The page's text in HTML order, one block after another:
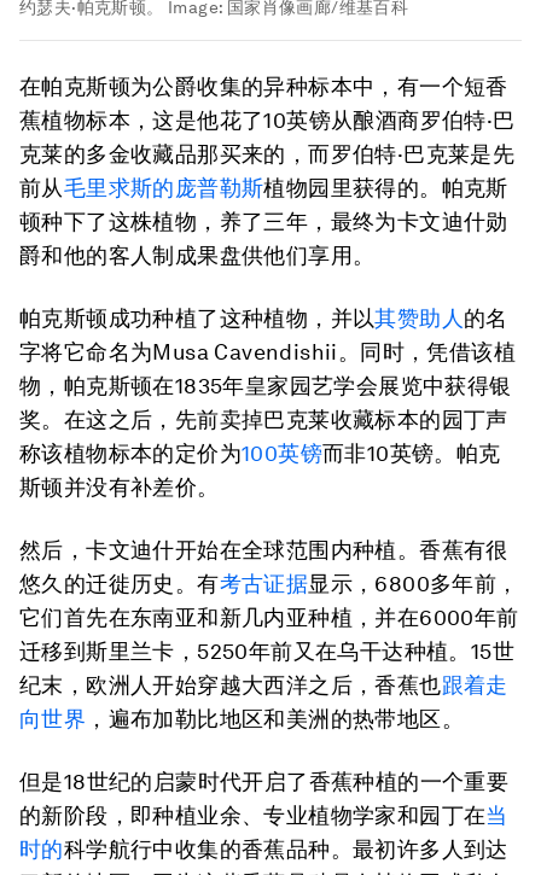
约瑟夫·帕克斯顿。 Image: 国家肖像画廊/维基百科
在帕克斯顿为公爵收集的异种标本中，有一个短香
蕉植物标本，这是他花了10英镑从酿酒商罗伯特·巴
克莱的多金收藏品那买来的，而罗伯特·巴克莱是先
前从毛里求斯的庞普勒斯植物园里获得的。帕克斯
顿种下了这株植物，养了三年，最终为卡文迪什勋
爵和他的客人制成果盘供他们享用。
帕克斯顿成功种植了这种植物，并以其赞助人的名
字将它命名为Musa Cavendishii。同时，凭借该植
物，帕克斯顿在1835年皇家园艺学会展览中获得银
奖。在这之后，先前卖掉巴克莱收藏标本的园丁声
称该植物标本的定价为100英镑而非10英镑。帕克
斯顿并没有补差价。
然后，卡文迪什开始在全球范围内种植。香蕉有很
悠久的迁徙历史。有考古证据显示，6800多年前，
它们首先在东南亚和新几内亚种植，并在6000年前
迁移到斯里兰卡，5250年前又在乌干达种植。15世
纪末，欧洲人开始穿越大西洋之后，香蕉也跟着走
向世界 ，遍布加勒比地区和美洲的热带地区。
但是18世纪的启蒙时代开启了香蕉种植的一个重要
的新阶段，即种植业余、专业植物学家和园丁在当
时的科学航行中收集的香蕉品种。最初许多人到达